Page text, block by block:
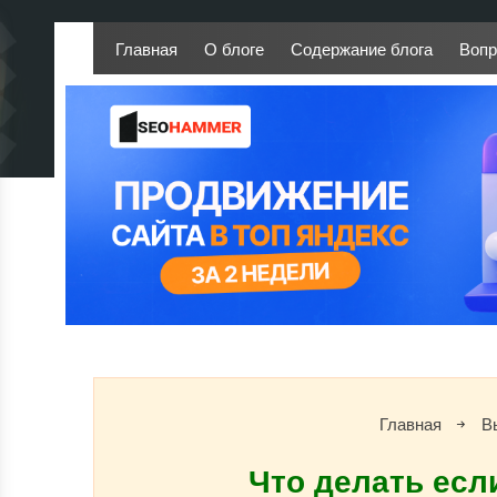
Главная О блоге Содержание блога
Главная
Что делать